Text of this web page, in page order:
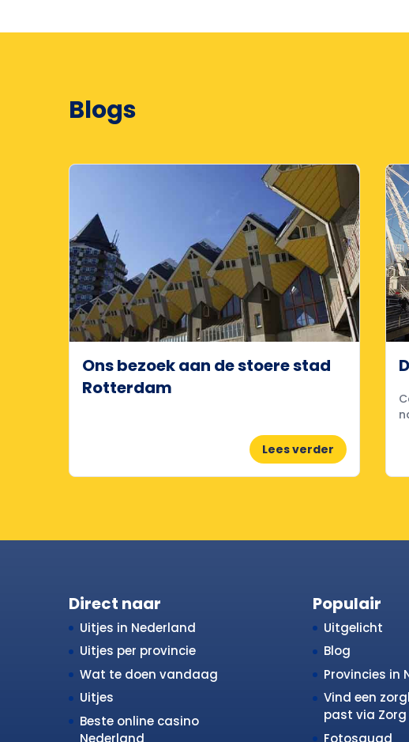
Blogs
Ons bezoek aan de stoere stad
Rotterdam
Lees verder
Direct naar
Uitjes in Nederland
Uitjes per provincie
Wat te doen vandaag
Uitjes
Beste online casino
Nederland
Populair
Uitgelicht
Blog
Provincies in
Vind een
past via Zorg
Fotosquad